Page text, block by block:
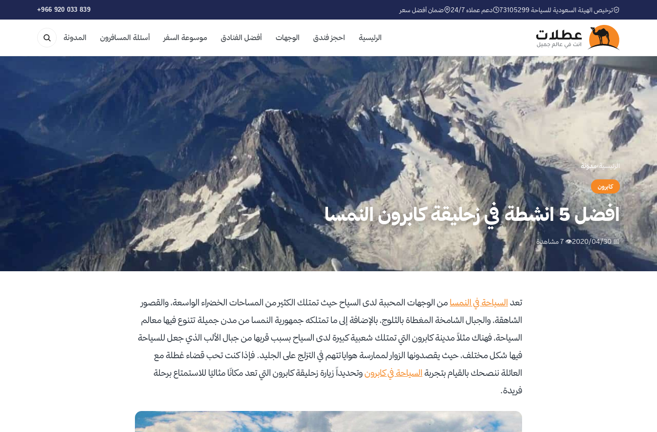
ترخيص الهيئة السعودية للسياحة 73105299 دعم عملاء 24/7 ضمان أفضل سعر +966 920 033 839
الرئيسية احجز فندق الوجهات أفضل الفنادق موسوعة السفر أسئلة المسافرون المدونة
الرئيسية›مدوّنة
كابرون
افضل 5 انشطة في زحليقة كابرون النمسا
📅 2020/04/30 👁 7 مشاهدة
تعد السياحة في النمسا من الوجهات المحببة لدى السياح حيث تمتلك الكثير من المساحات الخضراء الواسعة، والقصور
الشاهقة، والجبال الشامخة المغطاة بالثلوج، بالإضافة إلى ما تمتلكه جمهورية النمسا من مدن جميلة تتنوع فيها معالم
السياحة، فهناك مثلاً مدينة كابرون التي تمتلك شعبية كبيرة لدى السياح بسبب قربها من جبال الألب الذي جعل للسياحة
فيها شكل مختلف، حيث يقصدونها الزوار لممارسة هواياتتهم في التزلج على الجليد. فإذا كنت تحب قضاء عُطلة مع
العائلة ننصحك بالقيام بتجربة السياحة في كابرونوتحديداً زيارة زحليقة كابرون التي تعد مكانًا مثاليًا للاستمتاع برحلة
فريدة.